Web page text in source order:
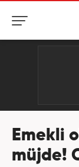
Emekli
müjde!